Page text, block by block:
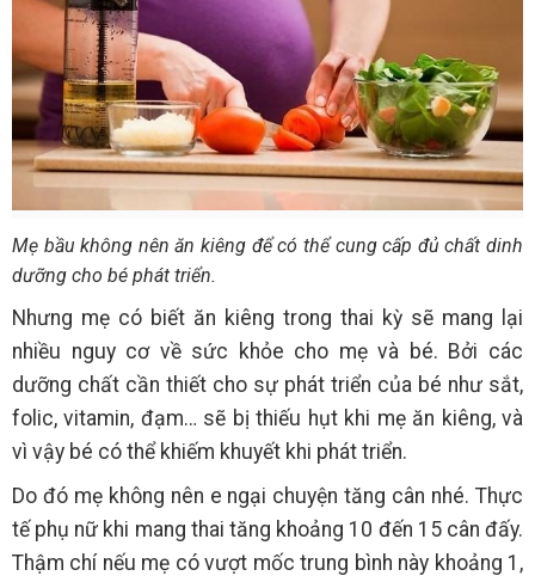
Mẹ bầu không nên ăn kiêng để có thể cung cấp đủ chất dinh
dưỡng cho bé phát triển.
Nhưng mẹ có biết ăn kiêng trong thai kỳ sẽ mang lại
nhiều nguy cơ về sức khỏe cho mẹ và bé. Bởi các
dưỡng chất cần thiết cho sự phát triển của bé như sắt,
folic, vitamin, đạm… sẽ bị thiếu hụt khi mẹ ăn kiêng, và
vì vậy bé có thể khiếm khuyết khi phát triển.
Do đó mẹ không nên e ngại chuyện tăng cân nhé. Thực
tế phụ nữ khi mang thai tăng khoảng 10 đến 15 cân đấy.
Thậm chí nếu mẹ có vượt mốc trung bình này khoảng 1,